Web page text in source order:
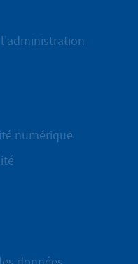
numérique